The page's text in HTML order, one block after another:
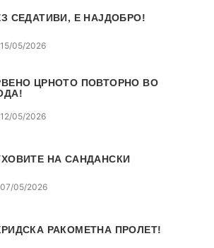
СЕДАТИВИ, Е НАЈДОБРО!
15/05/2026
ЦРНОТО ПОВТОРНО ВО
12/05/2026
НА САНДАНСКИ
07/05/2026
РАКОМЕТНА ПРОЛЕТ!